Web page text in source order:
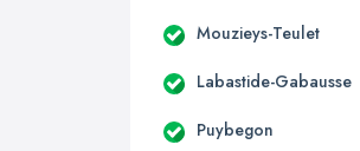
Mouzieys-Teulet
Labastide-Gabausse
Puybegon